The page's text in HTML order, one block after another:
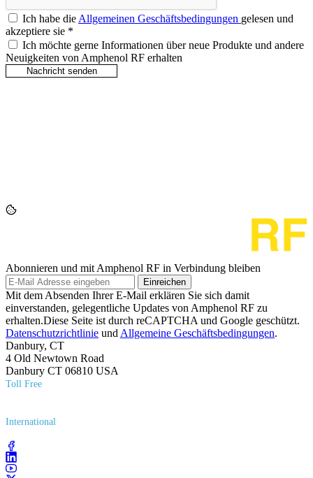
Ich habe dieAllgemeinen Geschäftsbedingungen gelesen und
akzeptiere sie *
Ich möchte gerne Informationen über neue Produkte und andere
Neuigkeiten von Amphenol RF erhalten
Abonnieren und mit Amphenol RF in Verbindung bleiben
Einreichen
Mit dem Absenden Ihrer E-Mail erklären Sie sich damit
einverstanden, gelegentliche Updates von Amphenol RF zu
erhalten.Diese Seite ist durch reCAPTCHA und Google geschützt.
Datenschutzrichtlinie und Allgemeine Geschäftsbedingungen.
Danbury, CT
4 Old Newtown Road
Danbury CT 06810 USA
Toll Free
International